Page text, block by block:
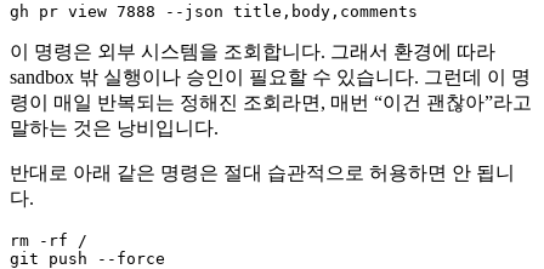
gh pr view 7888 --json title,body,comments
이 명령은 외부 시스템을 조회합니다. 그래서 환경에 따라
sandbox 밖 실행이나 승인이 필요할 수 있습니다. 그런데 이 명
령이 매일 반복되는 정해진 조회라면, 매번 “이건 괜찮아”라고
말하는 것은 낭비입니다.
반대로 아래 같은 명령은 절대 습관적으로 허용하면 안 됩니
다.
rm -rf /
git push --force